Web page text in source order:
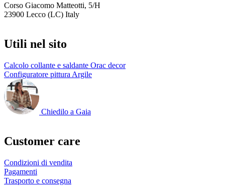
Corso Giacomo Matteotti, 5/H
23900 Lecco (LC) Italy
Utili nel sito
Calcolo collante e saldante Orac decor
Configuratore pittura Argile
Chiedilo a Gaia
Customer care
Condizioni di vendita
Pagamenti
Trasporto e consegna